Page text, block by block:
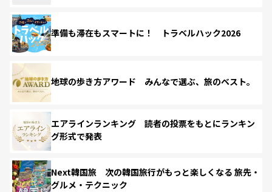
準備も滞在もスマートに！ トラベルハック2026
地球の歩き方アワード みんなで選ぶ、旅のベスト。
エアラインランキング 読者の投票をもとにランキン
グ形式で発表
Next韓国旅 次の韓国旅行がもっと楽しくなる 旅先・
グルメ・テクニック